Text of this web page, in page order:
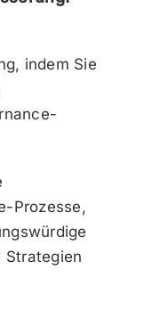
indem Sie
Prozesse,
Strategien